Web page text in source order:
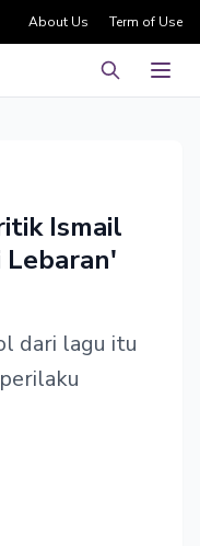
About Us Term of Use
Pencarian
Ismail
Lebaran'
dari lagu itu